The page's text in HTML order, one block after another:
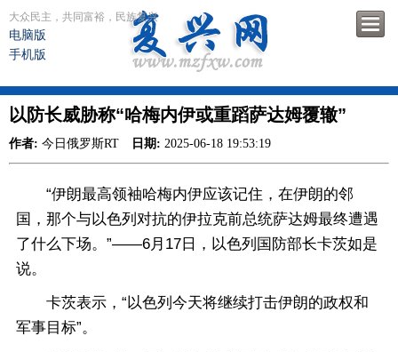
大众民主，共同富裕，民族复兴
电脑版
手机版
以防长威胁称“哈梅内伊或重蹈萨达姆覆辙”
作者: 今日俄罗斯RT 日期: 2025-06-18 19:53:19
“伊朗最高领袖哈梅内伊应该记住，在伊朗的邻
国，那个与以色列对抗的伊拉克前总统萨达姆最终遭遇
了什么下场。”——6月17日，以色列国防部长卡茨如是
说。
卡茨表示，“以色列今天将继续打击伊朗的政权和
军事目标”。